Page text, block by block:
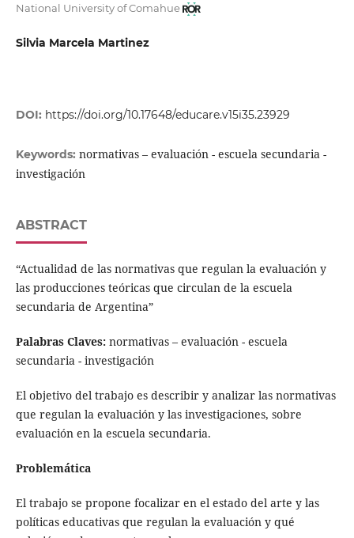
National University of Comahue
Silvia Marcela Martinez
DOI: https://doi.org/10.17648/educare.v15i35.23929
Keywords: normativas – evaluación - escuela secundaria -
investigación
ABSTRACT
“Actualidad de las normativas que regulan la evaluación y
las producciones teóricas que circulan de la escuela
secundaria de Argentina”
Palabras Claves: normativas – evaluación - escuela
secundaria - investigación
El objetivo del trabajo es describir y analizar las normativas
que regulan la evaluación y las investigaciones, sobre
evaluación en la escuela secundaria.
Problemática
El trabajo se propone focalizar en el estado del arte y las
políticas educativas que regulan la evaluación y qué